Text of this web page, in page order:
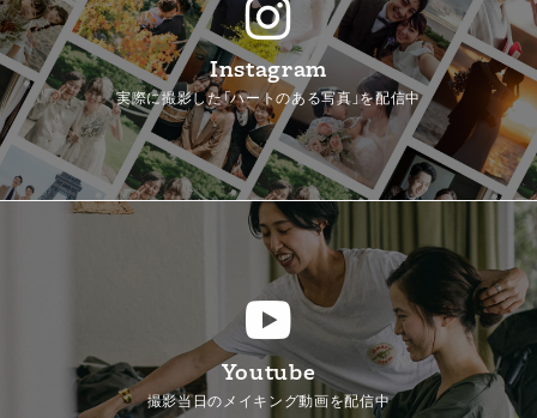
Instagram
実際に撮影した「ハートのある写真」を配信中
Youtube
撮影当日のメイキング動画を配信中